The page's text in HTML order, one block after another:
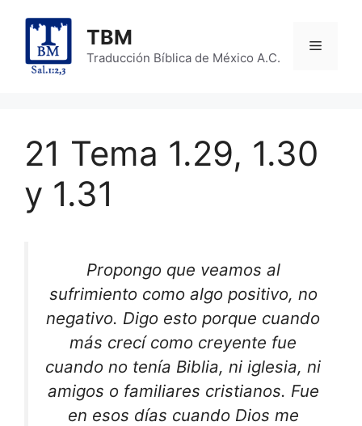
content
TBM
Traducción Bíblica de México A.C.
Menu
21 Tema 1.29, 1.30
y 1.31
Propongo que veamos al
sufrimiento como algo positivo, no
negativo. Digo esto porque cuando
más crecí como creyente fue
cuando no tenía Biblia, ni iglesia, ni
amigos o familiares cristianos. Fue
en esos días cuando Dios me